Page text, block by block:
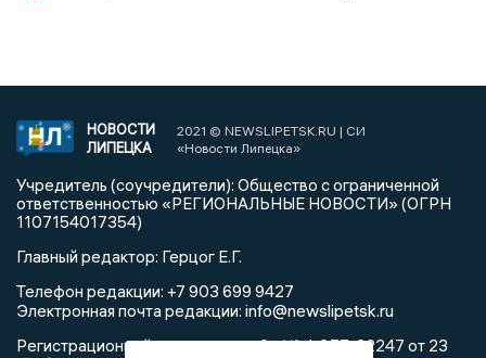
НОВОСТИ
ЛИПЕЦКА
2021 © NEWSLIPETSK.RU | СИ
«Новости Липецка»
Учредитель (соучредители): Общество с ограниченной
ответственностью «РЕГИОНАЛЬНЫЕ НОВОСТИ» (ОГРН
1107154017354)
Главный редактор: Герцог Е.Г.
Телефон редакции: +7 903 699 9427
Электронная почта редакции: info@newslipetsk.ru
Регистрационный номер: серия Эл № ФС77-82247 от 23